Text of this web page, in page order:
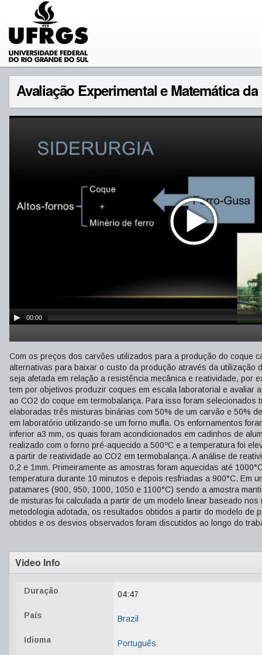
Avaliação Experimental e Matemática
00:00
Com os preços dos carvões utilizados para a produção do coque
alternativas para baixar o custo da produção através da
seja afetada em relação a resistência mecânica e reatividade, por
tem por objetivos produzir coques em escala laboratorial e avaliar
ao CO2 do coque em termobalança. Para isso foram
elaboradas três misturas binárias com 50% de um carvão e 50%
em laboratório utilizando-se um forno mufla. Os enfornamentos
inferior a3 mm, os quais foram acondicionados em cadinhos de
realizado com o forno pré-aquecido a 500ºC e a temperatura foi
a partir de reatividade ao CO2 em termobalança. A análise de
0,2 e 1mm. Primeiramente as amostras foram aquecidas até
temperatura durante 10 minutos e depois resfriadas a 900°C. Em
patamares (900, 950, 1000, 1050 e 1100°C) sendo a amostra
de misturas foi calculada a partir de um modelo linear baseado
metodologia adotada, os resultados obtidos a partir do modelo de
obtidos e os desvios observados foram discutidos ao longo do
Video Info
Duração 04:47
País Brazil
Idioma Português